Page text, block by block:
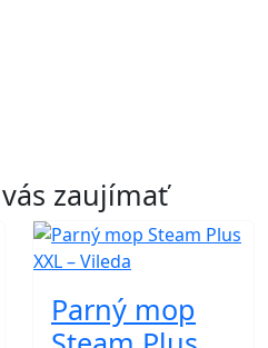
zaujímať
Parný mop